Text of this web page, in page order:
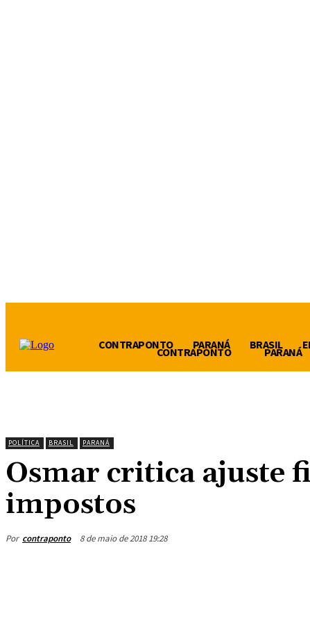
CONTRAPONTO PARANÁ
CONTRAPONTO PARANÁ BRASIL
POLÍTICA BRASIL PARANÁ
Osmar critica ajuste
impostos
Por contraponto 8 de maio de 2018 19:28